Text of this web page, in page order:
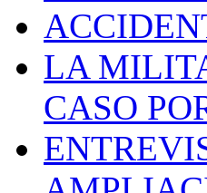
LA
CASO